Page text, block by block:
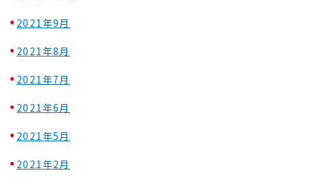
2021年9月
2021年8月
2021年7月
2021年6月
2021年5月
2021年2月